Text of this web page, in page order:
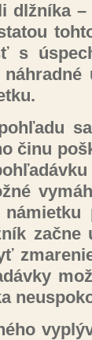
dl­žní­ka
s
či­nu
za­čne